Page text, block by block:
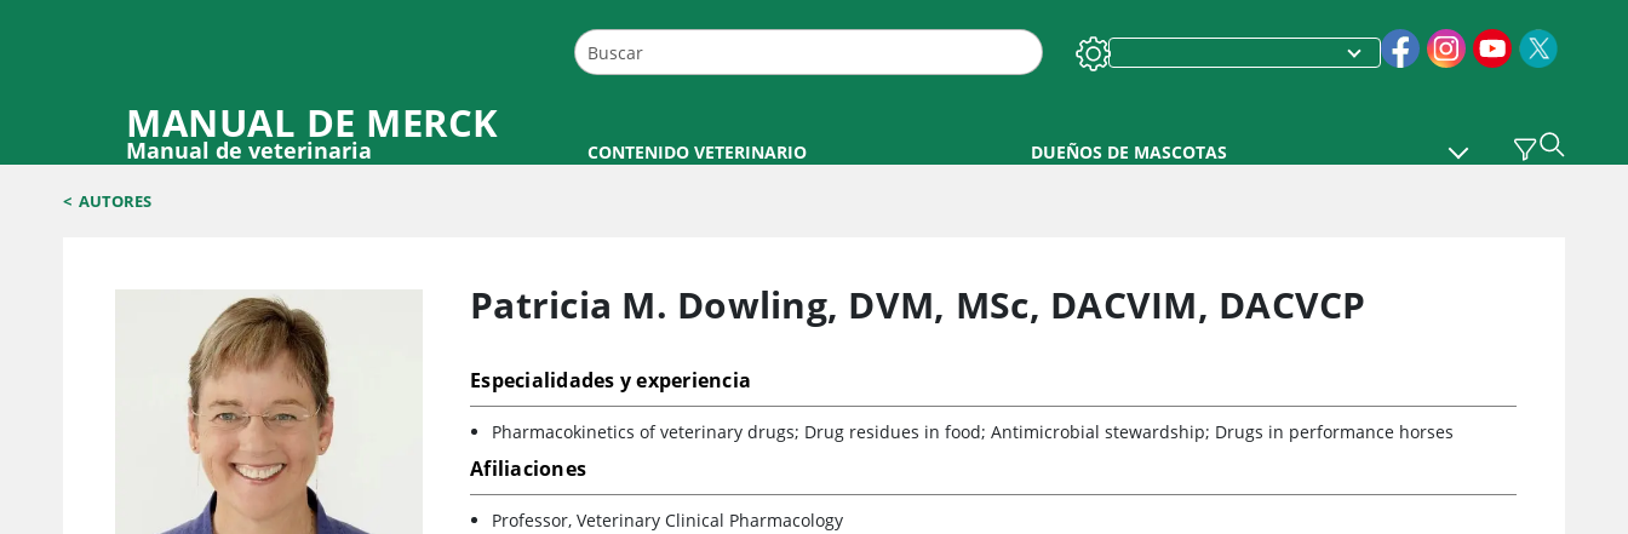
MANUAL DE MERCK
Manual de veterinaria CONTENIDO VETERINARIO DUEÑOS DE MASCOTAS
< AUTORES
Patricia M. Dowling, DVM, MSc, DACVIM, DACVCP
Especialidades y experiencia
Pharmacokinetics of veterinary drugs; Drug residues in food; Antimicrobial stewardship; Drugs in performance horses
Afiliaciones
Professor, Veterinary Clinical Pharmacology